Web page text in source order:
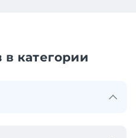
категории